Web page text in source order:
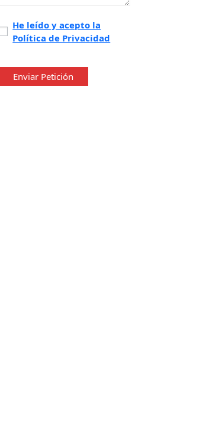
He leído y acepto la
Política de Privacidad
Enviar Petición